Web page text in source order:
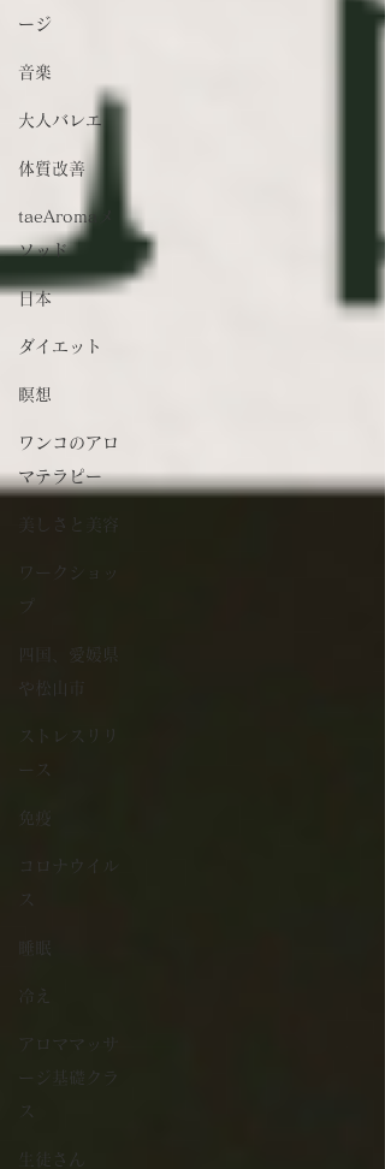
ージ
音楽
大人バレエ
体質改善
taeAromaメ
ソッド
日本
ダイエット
瞑想
ワンコのアロ
マテラピー
美しさと美容
ワークショッ
プ
四国、愛媛県
や松山市
ストレスリリ
ース
免疫
コロナウイル
ス
睡眠
冷え
アロママッサ
ージ基礎クラ
ス
生徒さん